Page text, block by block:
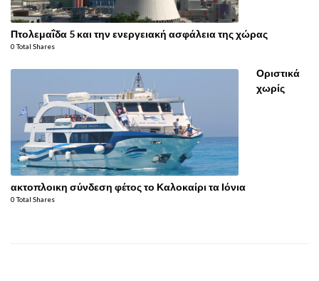
Πτολεμαΐδα 5 και την ενεργειακή ασφάλεια της χώρας
0 Total Shares
Οριστικά
χωρίς
ακτοπλοικη σύνδεση φέτος το Καλοκαίρι τα Ιόνια
0 Total Shares